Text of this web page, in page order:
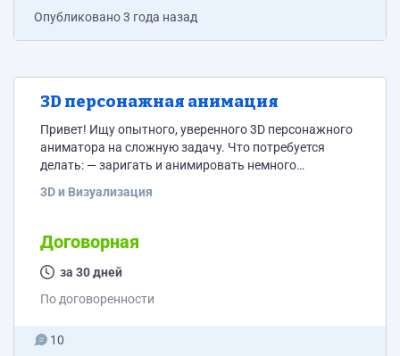
Опубликовано3 года назад
3D персонажная анимация
Привет! Ищу опытного, уверенного 3D персонажного
аниматора на сложную задачу. Что потребуется
делать: — заригать и анимировать немного
кувырки, шаг, мимика(без речи) , управление
https://www.youtube.com/watch?v=MepSz2vyVqg
Хрон. 50-60 секунд. Сроки 1 мес. Оплата по
договоренности.
3D и Визуализация
Договорная
за 30 дней
По договоренности
10